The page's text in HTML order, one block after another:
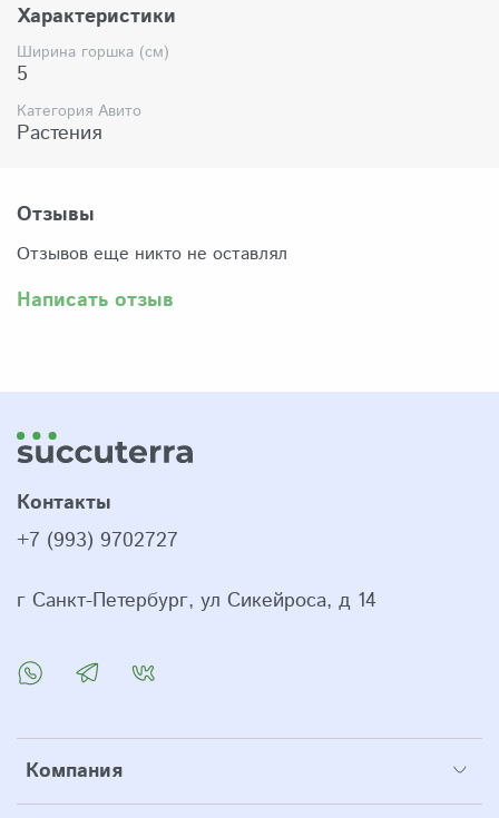
по России осуществляется через Яндекс-доставку или
СДЭК.
Комплектация:
Растение (отправляется с открытой корневой
системой, это норма для всех суккулентов, они
Характеристики
Ширина горшка (см)
5
Категория Авито
Растения
Отзывы
Отзывов еще никто не оставлял
Написать отзыв
Компания
Контакты
+7 (993) 9702727
г Санкт-Петербург, ул Сикейроса, д 14